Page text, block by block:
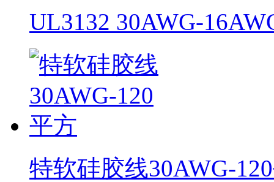
UL3132 30AWG-
特软硅胶线30AWG-